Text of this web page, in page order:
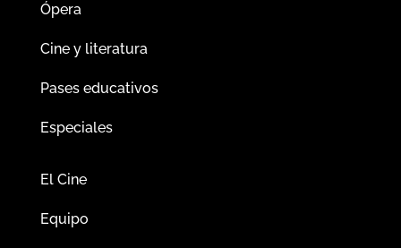
Ópera
Cine y literatura
Pases educativos
Especiales
El Cine
Equipo